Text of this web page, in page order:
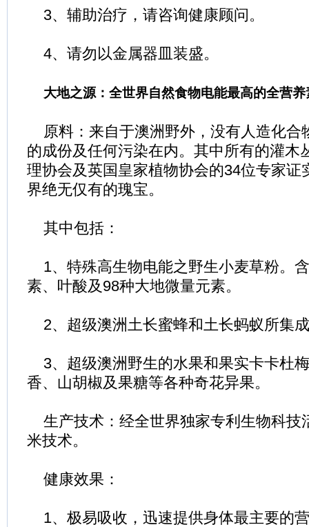
3、辅助治疗，请咨询健康顾问。
4、请勿以金属器皿装盛。
大地之源：全世界自然食物电能最高的全营养
原料：来自于澳洲野外，没有人造化合
的成份及任何污染在内。其中所有的灌木
理协会及英国皇家植物协会的34位专家证
界绝无仅有的瑰宝。
其中包括：
1、特殊高生物电能之野生小麦草粉。
素、叶酸及98种大地微量元素。
2、超级澳洲土长蜜蜂和土长蚂蚁所集
3、超级澳洲野生的水果和果实卡卡杜
香、山胡椒及果糖等各种奇花异果。
生产技术：经全世界独家专利生物科技
米技术。
健康效果：
1、极易吸收，迅速提供身体最主要的